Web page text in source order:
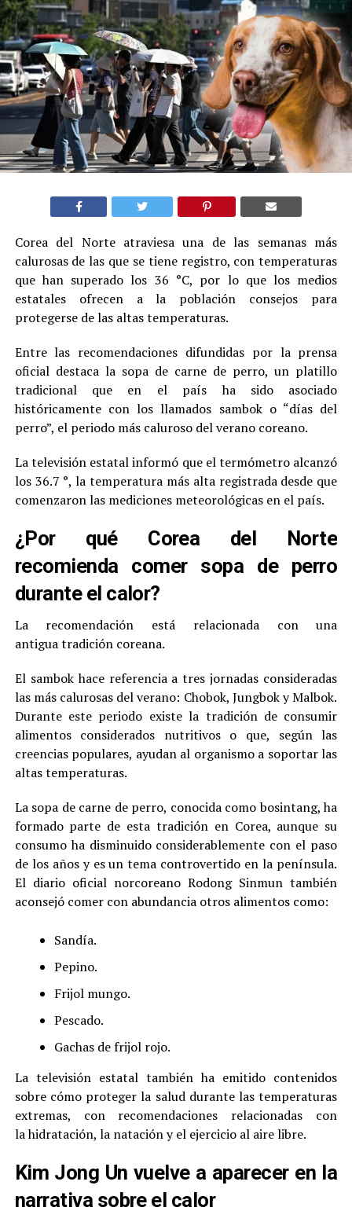
Corea del Norte atraviesa una de las semanas más
calurosas de las que se tiene registro, con temperaturas
que han superado los 36 °C, por lo que los medios
estatales ofrecen a la población consejos para
protegerse de las altas temperaturas.
Entre las recomendaciones difundidas por la prensa
oficial destaca la sopa de carne de perro, un platillo
tradicional que en el país ha sido asociado
históricamente con los llamados sambok o “días del
perro”, el periodo más caluroso del verano coreano.
La televisión estatal informó que el termómetro alcanzó
los 36.7 °, la temperatura más alta registrada desde que
comenzaron las mediciones meteorológicas en el país.
¿Por qué Corea del Norte
recomienda comer sopa de perro
durante el calor?
La recomendación está relacionada con una
antigua tradición coreana.
El sambok hace referencia a tres jornadas consideradas
las más calurosas del verano: Chobok, Jungbok y Malbok.
Durante este periodo existe la tradición de consumir
alimentos considerados nutritivos o que, según las
creencias populares, ayudan al organismo a soportar las
altas temperaturas.
La sopa de carne de perro, conocida como bosintang, ha
formado parte de esta tradición en Corea, aunque su
consumo ha disminuido considerablemente con el paso
de los años y es un tema controvertido en la península.
El diario oficial norcoreano Rodong Sinmun también
aconsejó comer con abundancia otros alimentos como:
Sandía.
Pepino.
Frijol mungo.
Pescado.
Gachas de frijol rojo.
La televisión estatal también ha emitido contenidos
sobre cómo proteger la salud durante las temperaturas
extremas, con recomendaciones relacionadas con
la hidratación, la natación y el ejercicio al aire libre.
Kim Jong Un vuelve a aparecer en la
narrativa sobre el calor